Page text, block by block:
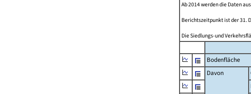
Ab 2014 werden die Daten
Berichtszeitpunkt ist der 31.
Die Siedlungs-und
Bodenfläche
Davon